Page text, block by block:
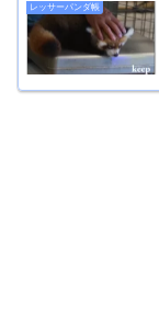
レッサーパンダ帳